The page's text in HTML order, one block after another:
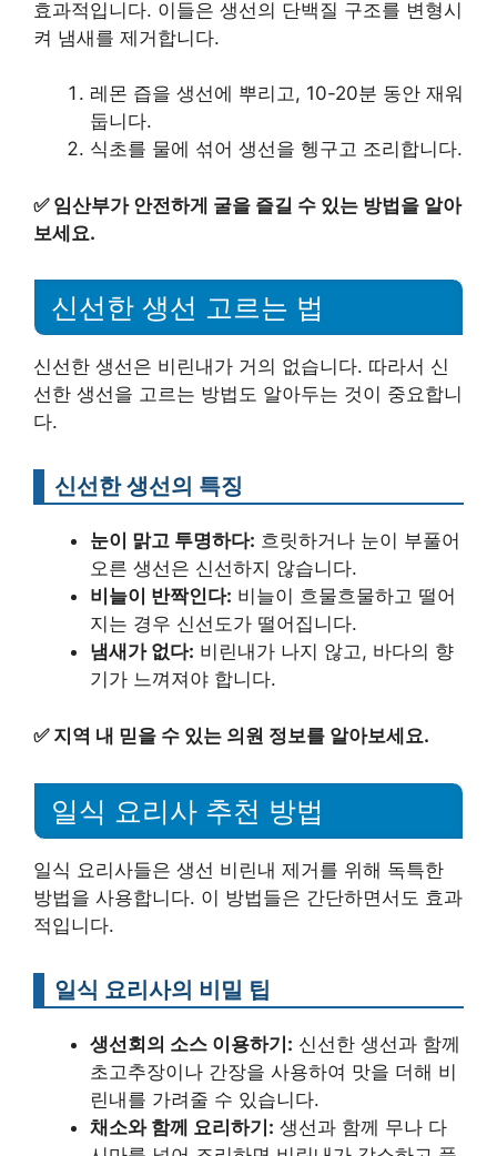
효과적입니다. 이들은 생선의 단백질 구조를 변형시
켜 냄새를 제거합니다.
레몬 즙을 생선에 뿌리고, 10-20분 동안 재워
둡니다.
식초를 물에 섞어 생선을 헹구고 조리합니다.
✅ 임산부가 안전하게 굴을 즐길 수 있는 방법을 알아
보세요.
신선한 생선 고르는 법
신선한 생선은 비린내가 거의 없습니다. 따라서 신
선한 생선을 고르는 방법도 알아두는 것이 중요합니
다.
신선한 생선의 특징
눈이 맑고 투명하다: 흐릿하거나 눈이 부풀어
오른 생선은 신선하지 않습니다.
비늘이 반짝인다: 비늘이 흐물흐물하고 떨어
지는 경우 신선도가 떨어집니다.
냄새가 없다: 비린내가 나지 않고, 바다의 향
기가 느껴져야 합니다.
✅ 지역 내 믿을 수 있는 의원 정보를 알아보세요.
일식 요리사 추천 방법
일식 요리사들은 생선 비린내 제거를 위해 독특한
방법을 사용합니다. 이 방법들은 간단하면서도 효과
적입니다.
일식 요리사의 비밀 팁
생선회의 소스 이용하기: 신선한 생선과 함께
초고추장이나 간장을 사용하여 맛을 더해 비
린내를 가려줄 수 있습니다.
채소와 함께 요리하기: 생선과 함께 무나 다